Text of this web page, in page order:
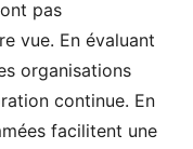
pas
vue. En évaluant
organisations
continue. En
facilitent une